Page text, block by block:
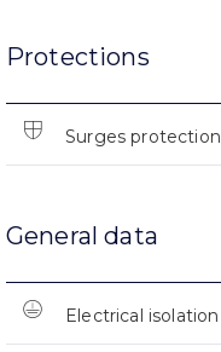
Protections
Surges protection
General data
Electrical isolation